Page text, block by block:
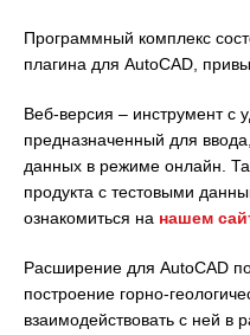
Программный комплекс
плагина для AutoCAD,
Веб-версия – инструмент с
предназначенный для
данных в режиме онлайн.
продукта с тестовыми
ознакомиться на нашем
Расширение для AutoCAD
построение горно-
взаимодействовать с ней в